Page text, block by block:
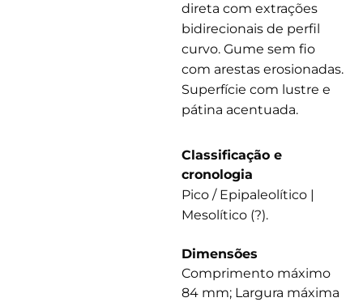
direta com extrações
bidirecionais de perfil
curvo. Gume sem fio
com arestas erosionadas.
Superfície com lustre e
pátina acentuada.
Classificação e
cronologia
Pico / Epipaleolítico |
Mesolítico (?).
Dimensões
Comprimento máximo
84 mm; Largura máxima